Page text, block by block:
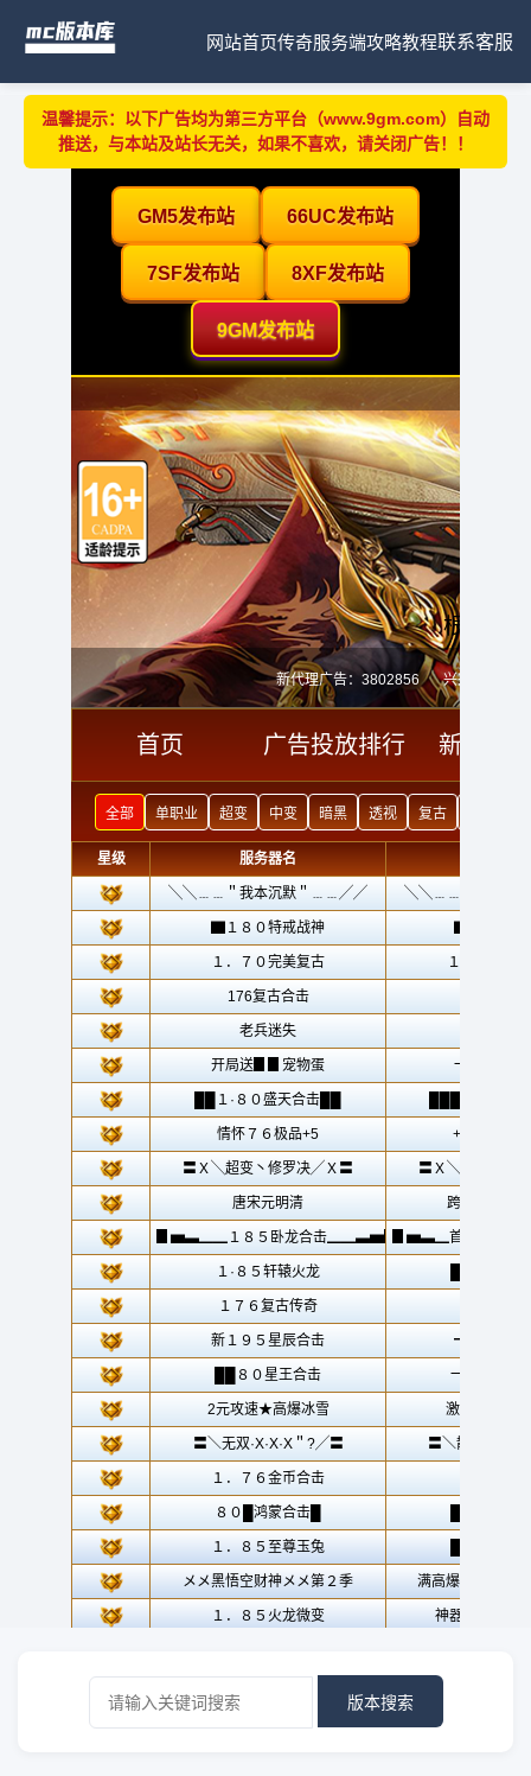
网站首页传奇服务端攻略教程联系客服
温馨提示：以下广告均为第三方平台（www.9gm.com）自动
推送，与本站及站长无关，如果不喜欢，请关闭广告！！
版本搜索